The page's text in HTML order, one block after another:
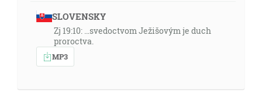
SLOVENSKY
Zj 19:10: …svedoctvom Ježišovým je duch
proroctva.
MP3